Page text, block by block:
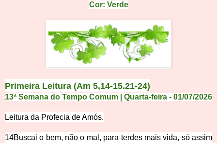
Cor: Verde
Primeira Leitura (Am 5,14-15.21-24)
13ª Semana do Tempo Comum | Quarta-feira - 01/07/2026
Leitura da Profecia de Amós.
14Buscai o bem, não o mal, para terdes mais vida, só assim